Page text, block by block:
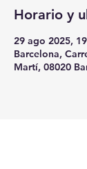
Horario y
29 ago 2025,
Barcelona,
Martí, 08020